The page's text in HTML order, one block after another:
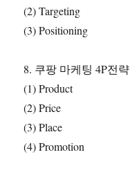
(2) Targeting
(3) Positioning
8. 쿠팡 마케팅 4P전략
(1) Product
(2) Price
(3) Place
(4) Promotion